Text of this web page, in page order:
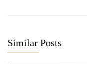
Similar Posts